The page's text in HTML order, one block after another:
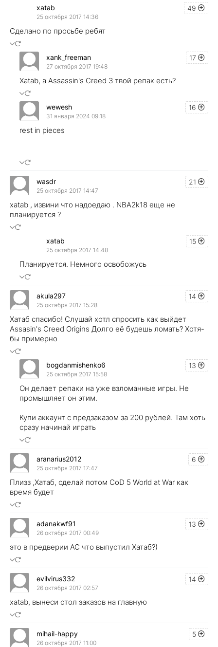
49
xatab
25 октября 2017 14:36
Сделано по просьбе ребят
17
xank_freeman
27 октября 2017 19:48
Xatab, а Assassin's Creed 3 твой репак есть?
16
wewesh
31 января 2024 09:18
rest in pieces
21
wasdr
25 октября 2017 14:47
xatab , извини что надоедаю . NBA2k18 еще не
планируется ?
15
xatab
25 октября 2017 14:48
Планируется. Немного освобожусь
14
akula297
25 октября 2017 15:28
Хатаб спасибо! Слушай хотл спросить как выйдет
Assasin's Creed Origins Долго её будешь ломать? Хотя-
бы примерно
13
bogdanmishenko6
25 октября 2017 15:58
Он делает репаки на уже взломанные игры. Не
промышляет он этим.
Купи аккаунт с предзаказом за 200 рублей. Там хоть
сразу начинай играть
6
aranarius2012
25 октября 2017 17:47
Плизз ,Хатаб, сделай потом CoD 5 World at War как
время будет
13
adanakwf91
26 октября 2017 00:49
это в предверии AC что выпустил Хатаб?)
14
evilvirus332
26 октября 2017 02:57
xatab, вынеси стол заказов на главную
5
mihail-happy
26 октября 2017 11:00